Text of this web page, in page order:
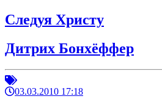
Следуя Христу
Дитрих Бонхёффер
03.03.2010 17:18